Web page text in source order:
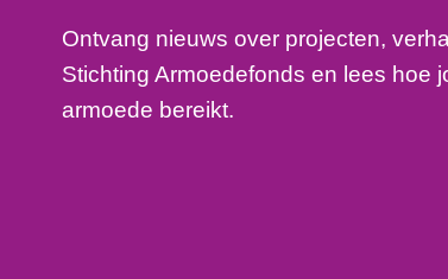
Ontvang nieuws over projecten,
Stichting Armoedefonds en lees hoe
armoede bereikt.